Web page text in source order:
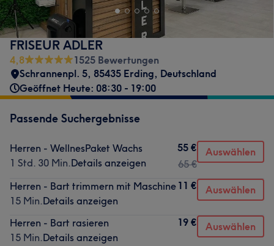
FRISEUR ADLER
4,8
1525 Bewertungen
Schrannenpl. 5, 85435 Erding, Deutschland
Geöffnet Heute: 08:30 - 19:00
Passende Suchergebnisse
Herren - WellnesPaket Wachs
1 Std. 30 Min.Details anzeigen
55 €
65 €
Auswählen
Herren - Bart trimmern mit Maschine
15 Min.Details anzeigen
11 € Auswählen
Herren - Bart rasieren
15 Min.Details anzeigen
19 € Auswählen